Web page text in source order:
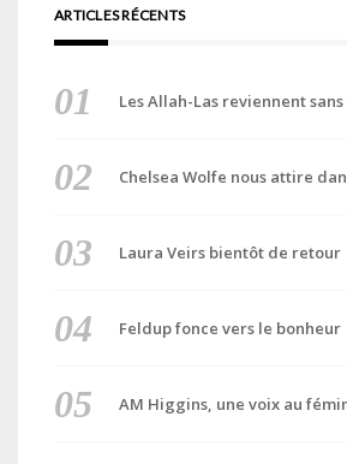
ARTICLES RÉCENTS
Les Allah-Las reviennent
Chelsea Wolfe nous attire
Laura Veirs bientôt de retour
Feldup fonce vers le bonheur
AM Higgins, une voix au